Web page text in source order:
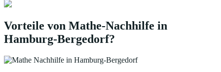
Vorteile von Mathe-Nachhilfe in
Hamburg-Bergedorf?